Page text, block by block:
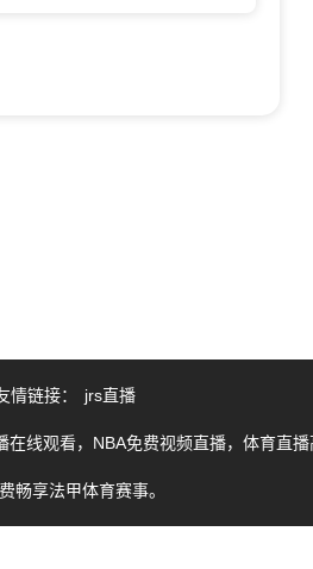
情链接： jrs直播
线观看，NBA免费视频直播，体育直
畅享法甲体育赛事。